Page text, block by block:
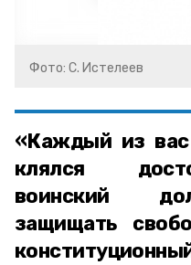
Фото: С. Истелеев
«Каждый из вас
клялся
воинский
защищать